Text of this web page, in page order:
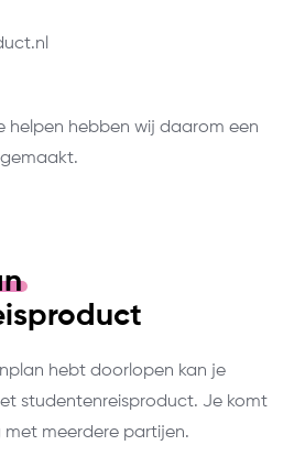
helpen hebben wij daarom een
hebt doorlopen kan je
studentenreisproduct. Je komt
met meerdere partijen.